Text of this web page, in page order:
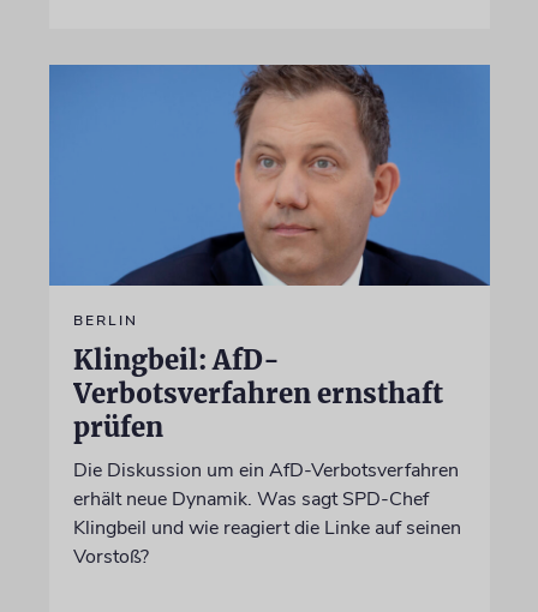
BERLIN
Klingbeil: AfD-
Verbotsverfahren ernsthaft
prüfen
Die Diskussion um ein AfD-Verbotsverfahren
erhält neue Dynamik. Was sagt SPD-Chef
Klingbeil und wie reagiert die Linke auf seinen
Vorstoß?